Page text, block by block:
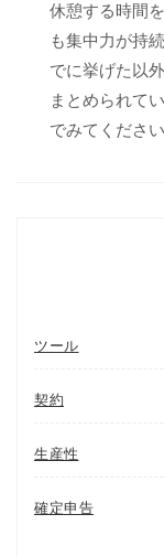
休憩する時間
も集中力が持
でに挙げた以外
まとめられて
でみてください
ツール
契約
生産性
確定申告